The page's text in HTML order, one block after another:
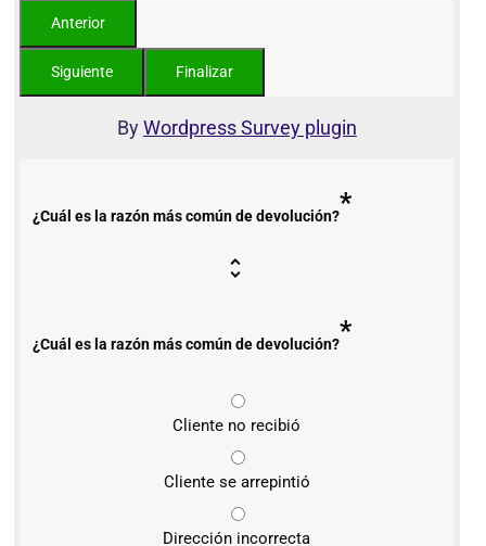
ByWordpress Survey plugin
¿Cuál es la razón más común de devolución?*
¿Cuál es la razón más común de devolución?*
Cliente no recibió
Cliente se arrepintió
Dirección incorrecta